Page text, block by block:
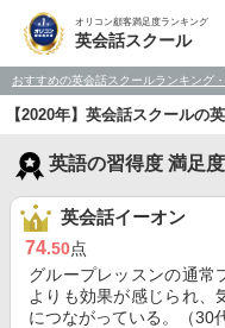
オリコン顧客満足度ランキング
英会話スクール
おすすめの英会話スクールランキング
【2020年】英会話スクールの
英語の習得度 満足
英会話イーオン
74.50点
グループレッスンの通常
よりも効果が感じられ、
につながっている。（30